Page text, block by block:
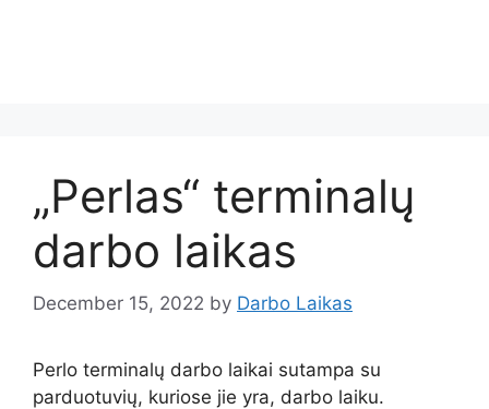
„Perlas“ terminalų
darbo laikas
December 15, 2022 by Darbo Laikas
Perlo terminalų darbo laikai sutampa su
parduotuvių, kuriose jie yra, darbo laiku.